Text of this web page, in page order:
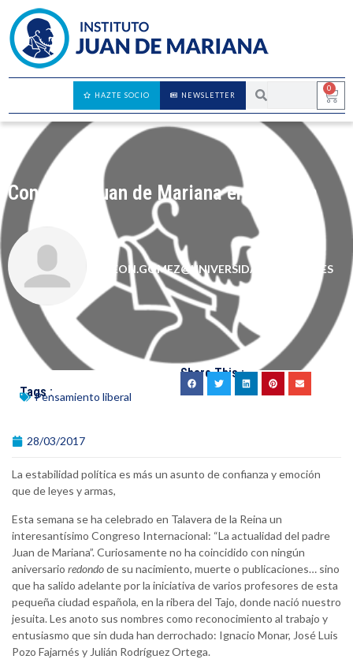
0
NEWSLETTER
HAZTE SOCIO
Congreso Juan de Mariana en Talavera
LEON.GOMEZ@UNIVERSIDADEUROPEA.ES
Tags :Pensamiento liberal
Share This :
28/03/2017
La estabilidad política es más un asunto de confianza y emoción
que de leyes y armas,
Esta semana se ha celebrado en Talavera de la Reina un
interesantísimo Congreso Internacional: “La actualidad del padre
Juan de Mariana”. Curiosamente no ha coincidido con ningún
aniversario redondode su nacimiento, muerte o publicaciones… sino
que ha salido adelante por la iniciativa de varios profesores de esta
pequeña ciudad española, en la ribera del Tajo, donde nació nuestro
jesuita. Les anoto sus nombres como reconocimiento al trabajo y
entusiasmo que sin duda han derrochado: Ignacio Monar, José Luis
Pozo Fajarnés y Julián Rodríguez Ortega.